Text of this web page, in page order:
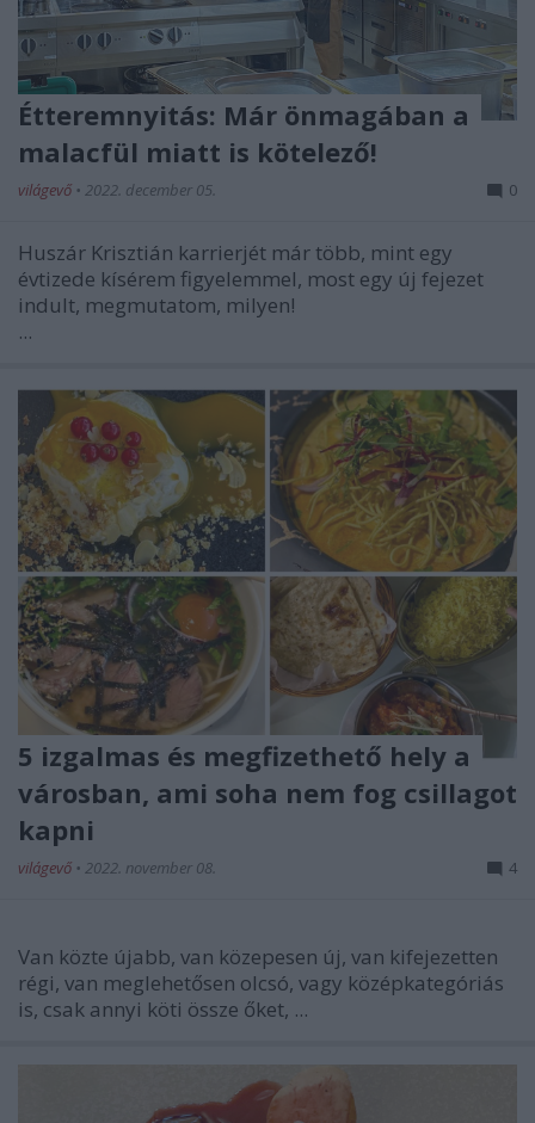
Étteremnyitás: Már önmagában a
malacfül miatt is kötelező!
világevő • 2022. december 05. 0
Huszár Krisztián karrierjét már több, mint egy
évtizede kísérem figyelemmel, most egy új fejezet
indult, megmutatom, milyen!
...
5 izgalmas és megfizethető hely a
városban, ami soha nem fog csillagot
kapni
világevő • 2022. november 08. 4
Van közte újabb, van közepesen új, van kifejezetten
régi, van meglehetősen olcsó, vagy középkategóriás
is, csak annyi köti össze őket, ...